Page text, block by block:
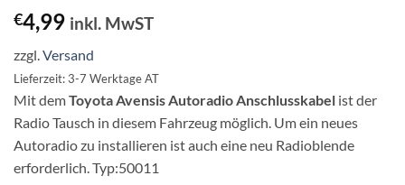
€4,99 inkl. MwST
zzgl. Versand
Lieferzeit: 3-7 Werktage AT
Mit demToyota Avensis Autoradio Anschlusskabel ist der
Radio Tausch in diesem Fahrzeug möglich. Um ein neues
Autoradio zu installieren ist auch eine neu Radioblende
erforderlich. Typ:50011